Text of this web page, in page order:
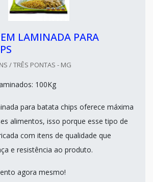
LAMINADA PARA
/ TRÊS PONTAS - MG
100Kg
para batata chips oferece máxima
alimentos, isso porque esse tipo de
com itens de qualidade que
e resistência ao produto.
agora mesmo!